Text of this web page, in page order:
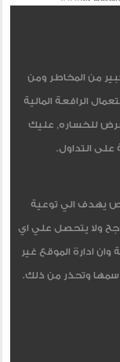
من المخاطر ومن
الرافعة المالية
للخساره, عليك
على التداول.
يهدف الي توعية
ولا يتحصل علي اي
ادارة الموقع غير
وتحذر من ذلك.